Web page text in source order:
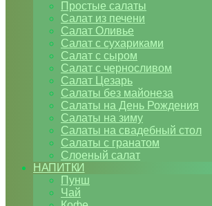
Простые салаты
Салат из печени
Салат Оливье
Салат с сухариками
Салат с сыром
Салат с черносливом
Салат Цезарь
Салаты без майонеза
Салаты на День Рождения
Салаты на зиму
Салаты на свадебный стол
Салаты с гранатом
Слоеный салат
НАПИТКИ
Пунш
Чай